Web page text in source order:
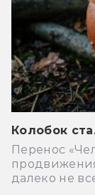
Колобок
Перенос
далеко не